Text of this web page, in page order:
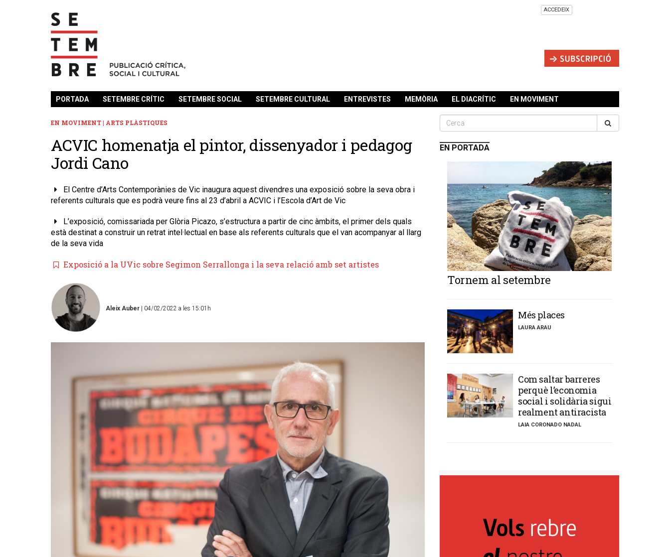
ACCEDEIX
PORTADA SETEMBRE CRÍTIC SETEMBRE SOCIAL SETEMBRE CULTURAL ENTREVISTES MEMÒRIA EL DIACRÍTIC EN MOVIMENT
EN MOVIMENT | ARTS PLÀSTIQUES
​ACVIC homenatja el pintor, dissenyador i pedagog
Jordi Cano
El Centre d’Arts Contemporànies de Vic inaugura aquest divendres una exposició sobre la seva obra i
referents culturals que es podrà veure fins al 23 d’abril a ACVIC i l’Escola d’Art de Vic
L’exposició, comissariada per Glòria Picazo, s’estructura a partir de cinc àmbits, el primer dels quals
està destinat a construir un retrat intel·lectual en base als referents culturals que el van acompanyar al llarg
de la seva vida
Exposició a la UVic sobre Segimon Serrallonga i la seva relació amb set artistes
Aleix Auber | 04/02/2022 a les 15:01h
EN PORTADA
Tornem al setembre
​Més places
LAURA ARAU
​Com saltar barreres
perquè l’economia
social i solidària sigui
realment antiracista
LAIA CORONADO NADAL